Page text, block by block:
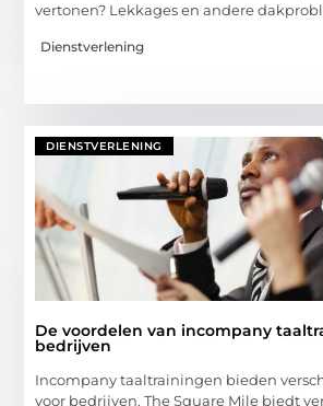
vertonen? Lekkages en andere
Dienstverlening
DIENSTVERLENING
De voordelen van incompany
bedrijven
Incompany taaltrainingen bieden
voor bedrijven. The Square Mile biedt